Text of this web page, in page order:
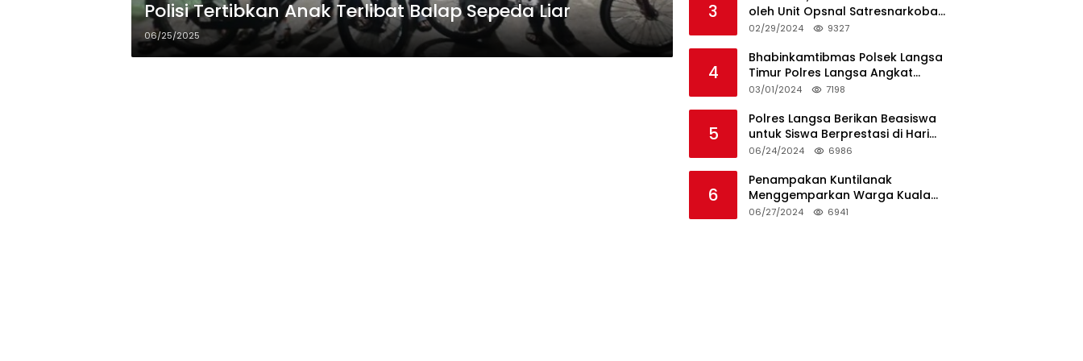
Polisi Tertibkan Anak Terlibat Balap Sepeda Liar
06/25/2025
3
oleh Unit Opsnal Satresnarkoba
Polres Langsa
02/29/2024 9327
4
Bhabinkamtibmas Polsek Langsa
Timur Polres Langsa Angkat
Kerenda Bantu Prosesi
03/01/2024 7198
5
Polres Langsa Berikan Beasiswa
untuk Siswa Berprestasi di Hari
Bhayangkara ke-78
06/24/2024 6986
6
Penampakan Kuntilanak
Menggemparkan Warga Kuala
Langsa dan Btn Sungai Pauh
06/27/2024 6941